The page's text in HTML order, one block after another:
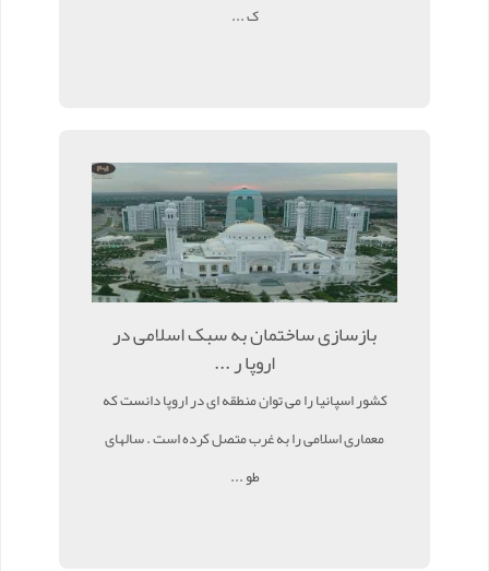
ک ...
بازسازی ساختمان به سبک اسلامی در
اروپا ر ...
کشور اسپانیا را می توان منطقه ای در اروپا دانست که
معماری اسلامی را به غرب متصل کرده است . سالهای
طو ...